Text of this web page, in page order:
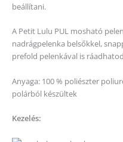
beállítani.
A Petit Lulu PUL mosható
nadrágpelenka belsőkkel,
prefold pelenkával is
Anyaga: 100 % poliészter
polárból készültek
Kezelés: